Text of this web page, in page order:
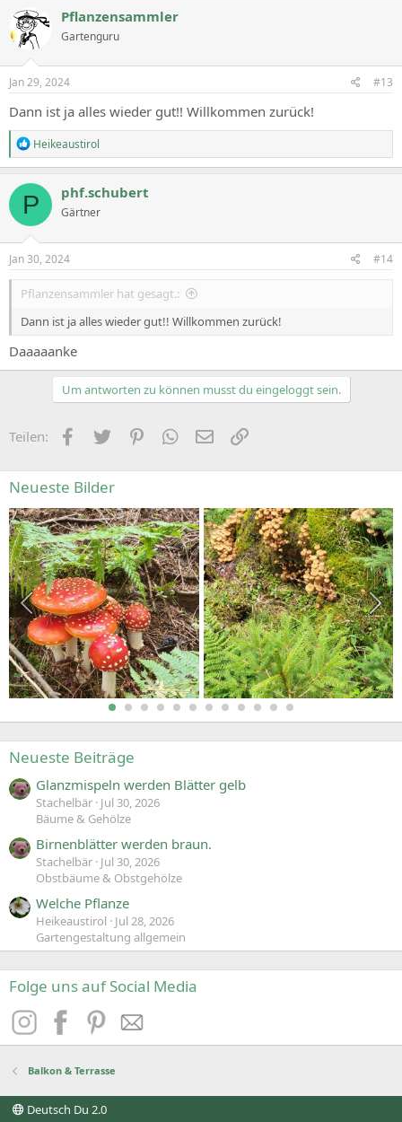
Pflanzensammler
Gartenguru
Jan 29, 2024 #13
Dann ist ja alles wieder gut!! Willkommen zurück!
R
e
a
c
t
o
n
s
Heikeaustirol
P phf.schubert
Gärtner
Jan 30, 2024 #14
Pflanzensammler hat gesagt.:
Dann ist ja alles wieder gut!! Willkommen zurück!
Daaaaanke
Um antworten zu können musst du eingeloggt sein.
Teilen: FacebookZwitschernPinterestWhatsApp
E-Mail
Neueste Bilder
Neueste Beiträge
Glanzmispeln werden Blätter gelb
Stachelbär Jul 30, 2026
Bäume & Gehölze
Birnenblätter werden braun.
Stachelbär Jul 30, 2026
Obstbäume & Obstgehölze
Welche Pflanze
Heikeaustirol
Jul 28, 2026
Gartengestaltung allgemein
Folge uns auf Social Media
Balkon & Terrasse
Deutsch Du 2.0